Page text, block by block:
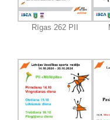
Rīgas 262 PII